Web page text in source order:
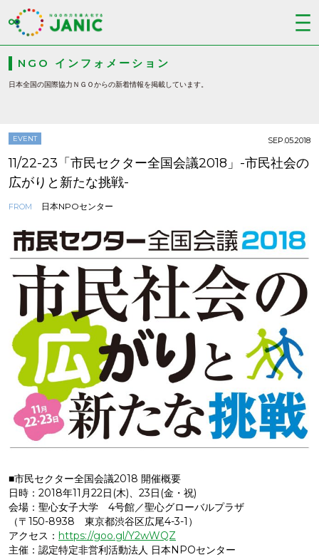
NGO インフォメーション
日本全国の国際協力ＮＧＯからの新着情報を掲載しています。
EVENT
11/22-23「市民セクター全国会議2018」-市民社会の
広がりと新たな挑戦-
FROM 日本NPOセンター
SEP.05.2018
■市民セクター全国会議2018 開催概要
日時：2018年11月22日(木)、23日(金・祝)
会場：聖心女子大学 4号館／聖心グローバルプラザ
（〒150-8938 東京都渋谷区広尾4-3-1）
アクセス： https://goo.gl/Y2wWQZ
主催：認定特定非営利活動法人 日本NPOセンター